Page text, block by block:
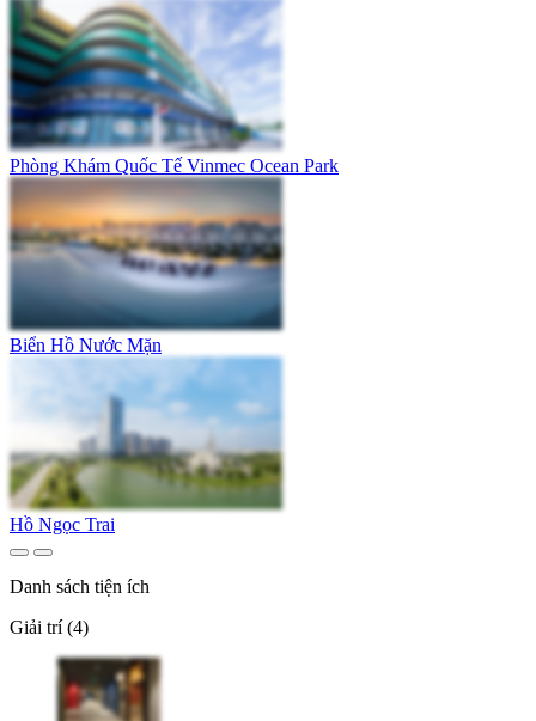
Phòng Khám Quốc Tế Vinmec Ocean Park
Biển Hồ Nước Mặn
Hồ Ngọc Trai
Danh sách tiện ích
Giải trí (4)